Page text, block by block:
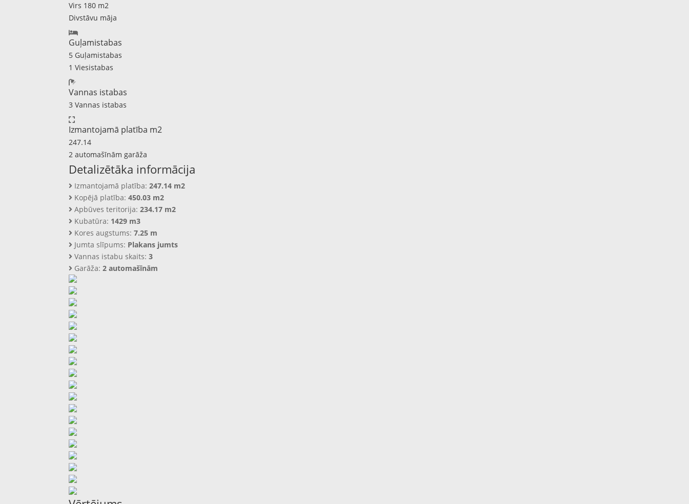
Virs 180 m2
Divstāvu māja
Guļamistabas
5 Guļamistabas
1 Viesistabas
Vannas istabas
3 Vannas istabas
Izmantojamā platība m2
247.14
2 automašīnām garāža
Detalizētāka informācija
Izmantojamā platība:247.14 m2
Kopējā platība:450.03 m2
Apbūves teritorija:234.17 m2
Kubatūra: 1429 m3
Kores augstums:7.25 m
Jumta slīpums: Plakans jumts
Vannas istabu skaits:3
Garāža:2 automašīnām